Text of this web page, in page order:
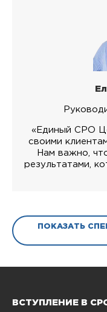
«Единый СРО
своими
Нам важно,
результатами,
ПОКАЗАТЬ
ВСТУПЛЕНИЕ В